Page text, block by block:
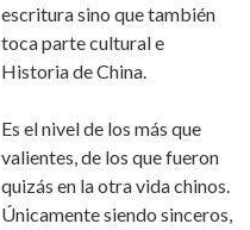
escritura sino que también
toca parte cultural e
Historia de China.
Es el nivel de los más que
valientes, de los que fueron
quizás en la otra vida chinos.
Únicamente siendo sinceros,